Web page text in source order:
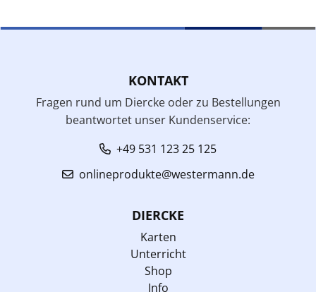
KONTAKT
Fragen rund um Diercke oder zu Bestellungen
beantwortet unser Kundenservice:
+49 531 123 25 125
onlineprodukte@westermann.de
DIERCKE
Karten
Unterricht
Shop
Info